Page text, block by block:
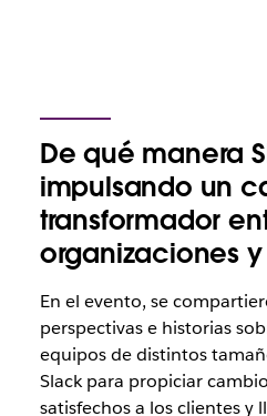
De qué manera
impulsando un
transformador
organizaciones
En el evento, se
perspectivas e historias
equipos de distintos
Slack para propiciar
satisfechos a los clientes y